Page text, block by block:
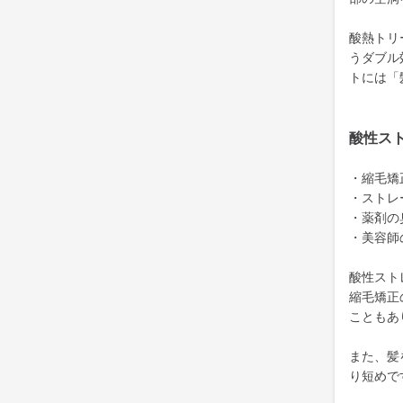
酸熱トリ
うダブ
トには
酸性ス
・縮毛
・スト
・薬剤
・美容
酸性スト
縮毛矯正
こともあ
また、
り短め